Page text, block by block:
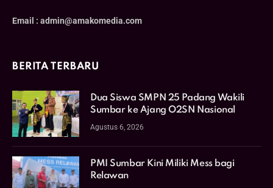
Email : admin@amakomedia.com
BERITA TERBARU
Dua Siswa SMPN 25 Padang Wakili
Sumbar ke Ajang O2SN Nasional
Agustus 6, 2026
PMI Sumbar Kini Miliki Mess bagi
Relawan